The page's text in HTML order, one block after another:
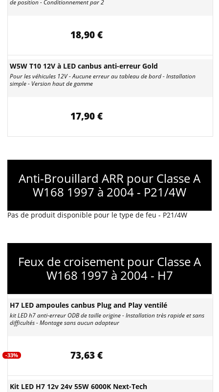
de position - Conditionnement par 2
18,90 €
W5W T10 12V à LED canbus anti-erreur Gold
Pour les véhicules 12V - Aucune erreur au tableau de bord - Installation
simple - Version haut de gamme
17,90 €
Anti-Brouillard ARR pour Classe A
W168 1997 à 2004 - P21/4W
Pas de produit disponible pour le type de feu - P21/4W
Feux de croisement pour Classe A
W168 1997 à 2004 - H7
H7 LED ampoules canbus Plug and Play ventilé
kit LED h7 anti-erreur ODB de taille origine - Installation très rapide et sans
difficultés - Montage sans aucun adapteur
-33% 73,63 €
Kit LED H7 12v 24v 55W 6000K Next-Tech